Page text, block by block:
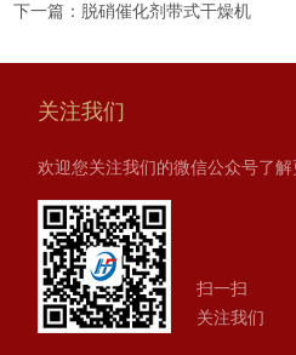
下一篇： 脱硝催化剂带式干燥机
关注我们
欢迎您关注我们的微信公众号了解
扫一扫
关注我们